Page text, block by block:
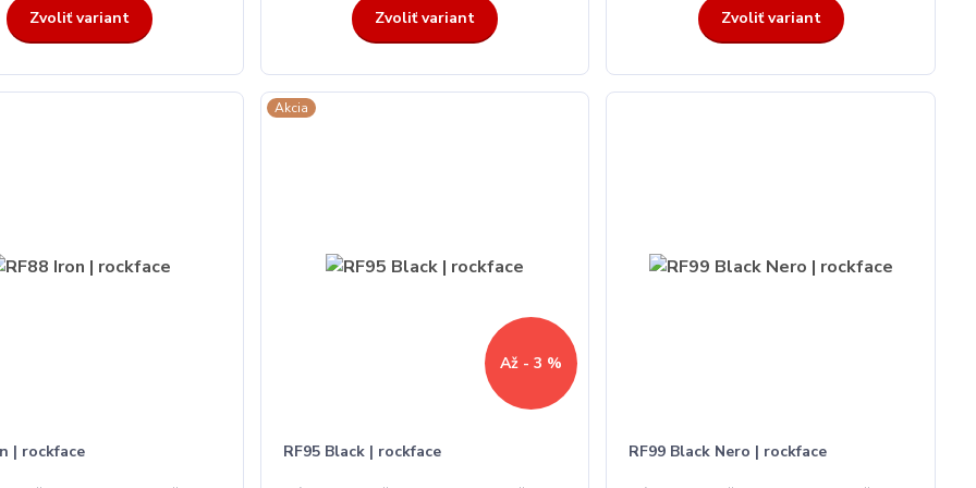
Zvoliť variant Zvoliť variant Zvoliť variant
| rockface
Akcia
Až - 3 %
RF95 Black | rockface RF99 Black Nero | rockface